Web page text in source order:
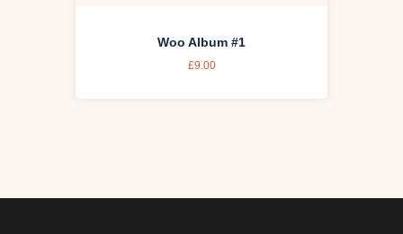
Woo Album #1
£9.00